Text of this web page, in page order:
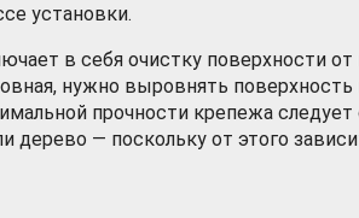
установки.
в себя очистку поверхности
нужно выровнять
прочности крепежа
дерево — поскольку от этого